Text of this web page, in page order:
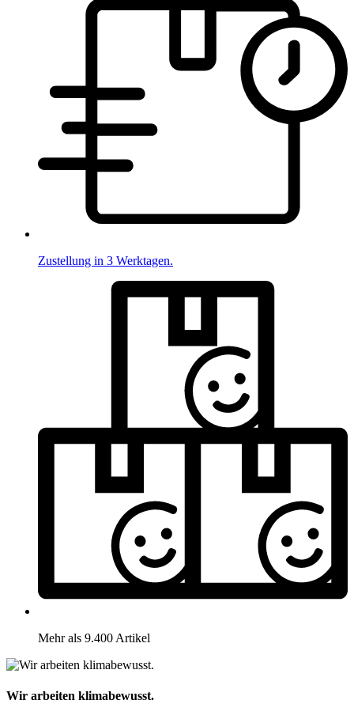
Zustellung in 3 Werktagen.
Mehr als 9.400 Artikel
Wir arbeiten klimabewusst.